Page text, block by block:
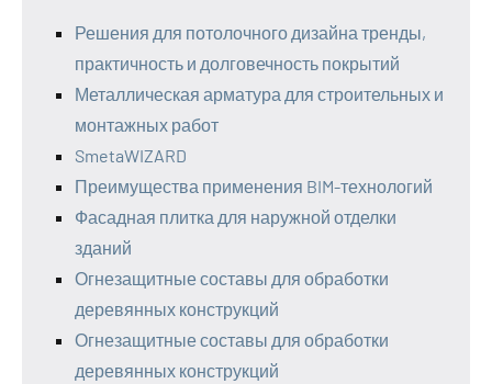
Решения для потолочного дизайна тренды,
практичность и долговечность покрытий
Металлическая арматура для строительных и
монтажных работ
SmetaWIZARD
Преимущества применения BIM-технологий
Фасадная плитка для наружной отделки
зданий
Огнезащитные составы для обработки
деревянных конструкций
Огнезащитные составы для обработки
деревянных конструкций